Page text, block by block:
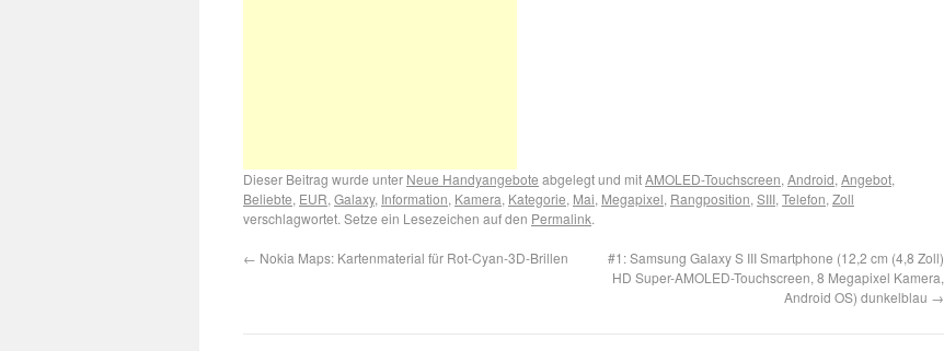
Dieser Beitrag wurde unter Neue Handyangebote abgelegt und mitAMOLED-Touchscreen, Android, Angebot,
Beliebte, EUR, Galaxy, Information, Kamera, Kategorie, Mai, Megapixel, Rangposition, SIII, Telefon, Zoll
verschlagwortet. Setze ein Lesezeichen auf den Permalink.
← Nokia Maps: Kartenmaterial für Rot-Cyan-3D-Brillen
#1: Samsung Galaxy S III Smartphone (12,2 cm (4,8 Zoll)
HD Super-AMOLED-Touchscreen, 8 Megapixel Kamera,
Android OS) dunkelblau →